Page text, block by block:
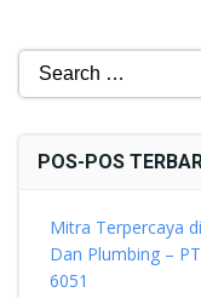
Search
POS-POS
Mitra Terpercaya
Dan Plumbing –
6051